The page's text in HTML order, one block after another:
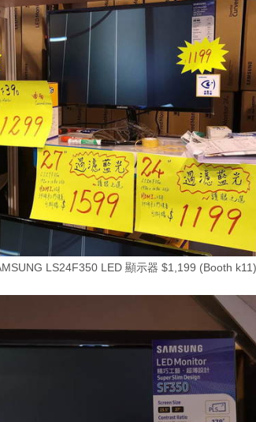
LS24F350 LED 顯示器 $1,199 (Booth k11)